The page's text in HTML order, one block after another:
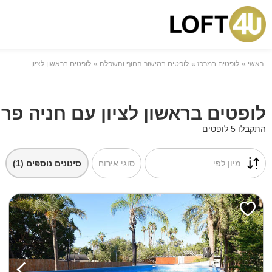
ראשי לופטים במרכז לופטים במישור החוף והשפלה לופטים בראשון לציון
לופטים בראשון לציון עם חניה
התקבלו 5 לופטים
מיון לפי סוגי אירוח סינונים נוספים (1)